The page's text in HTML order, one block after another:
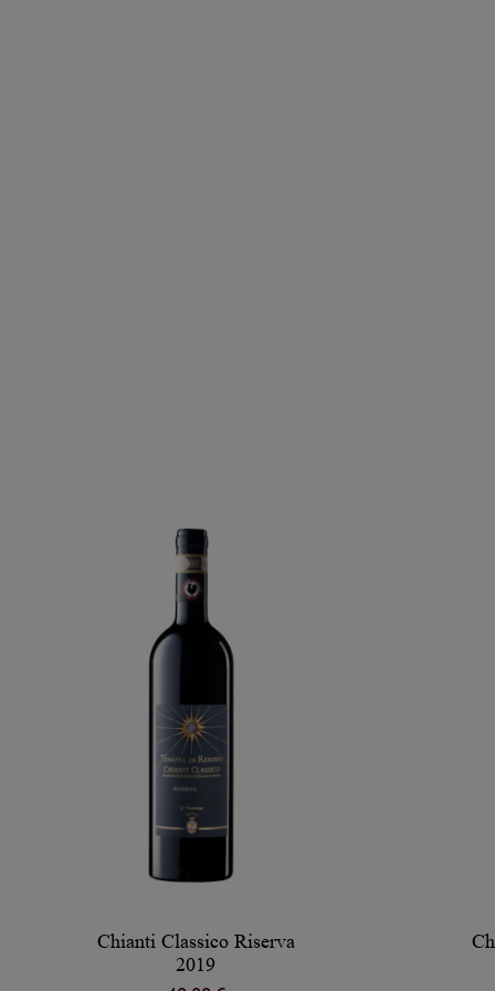
Chianti Classico Riserva
2019